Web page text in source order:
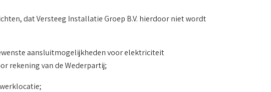
dat Versteeg Installatie Groep B.V. hierdoor niet wordt
aansluitmogelijkheden voor elektriciteit
rekening van de Wederpartij;